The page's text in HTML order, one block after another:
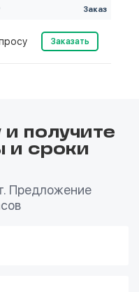
Заказ
Заказать
и получите
и сроки
Предложение